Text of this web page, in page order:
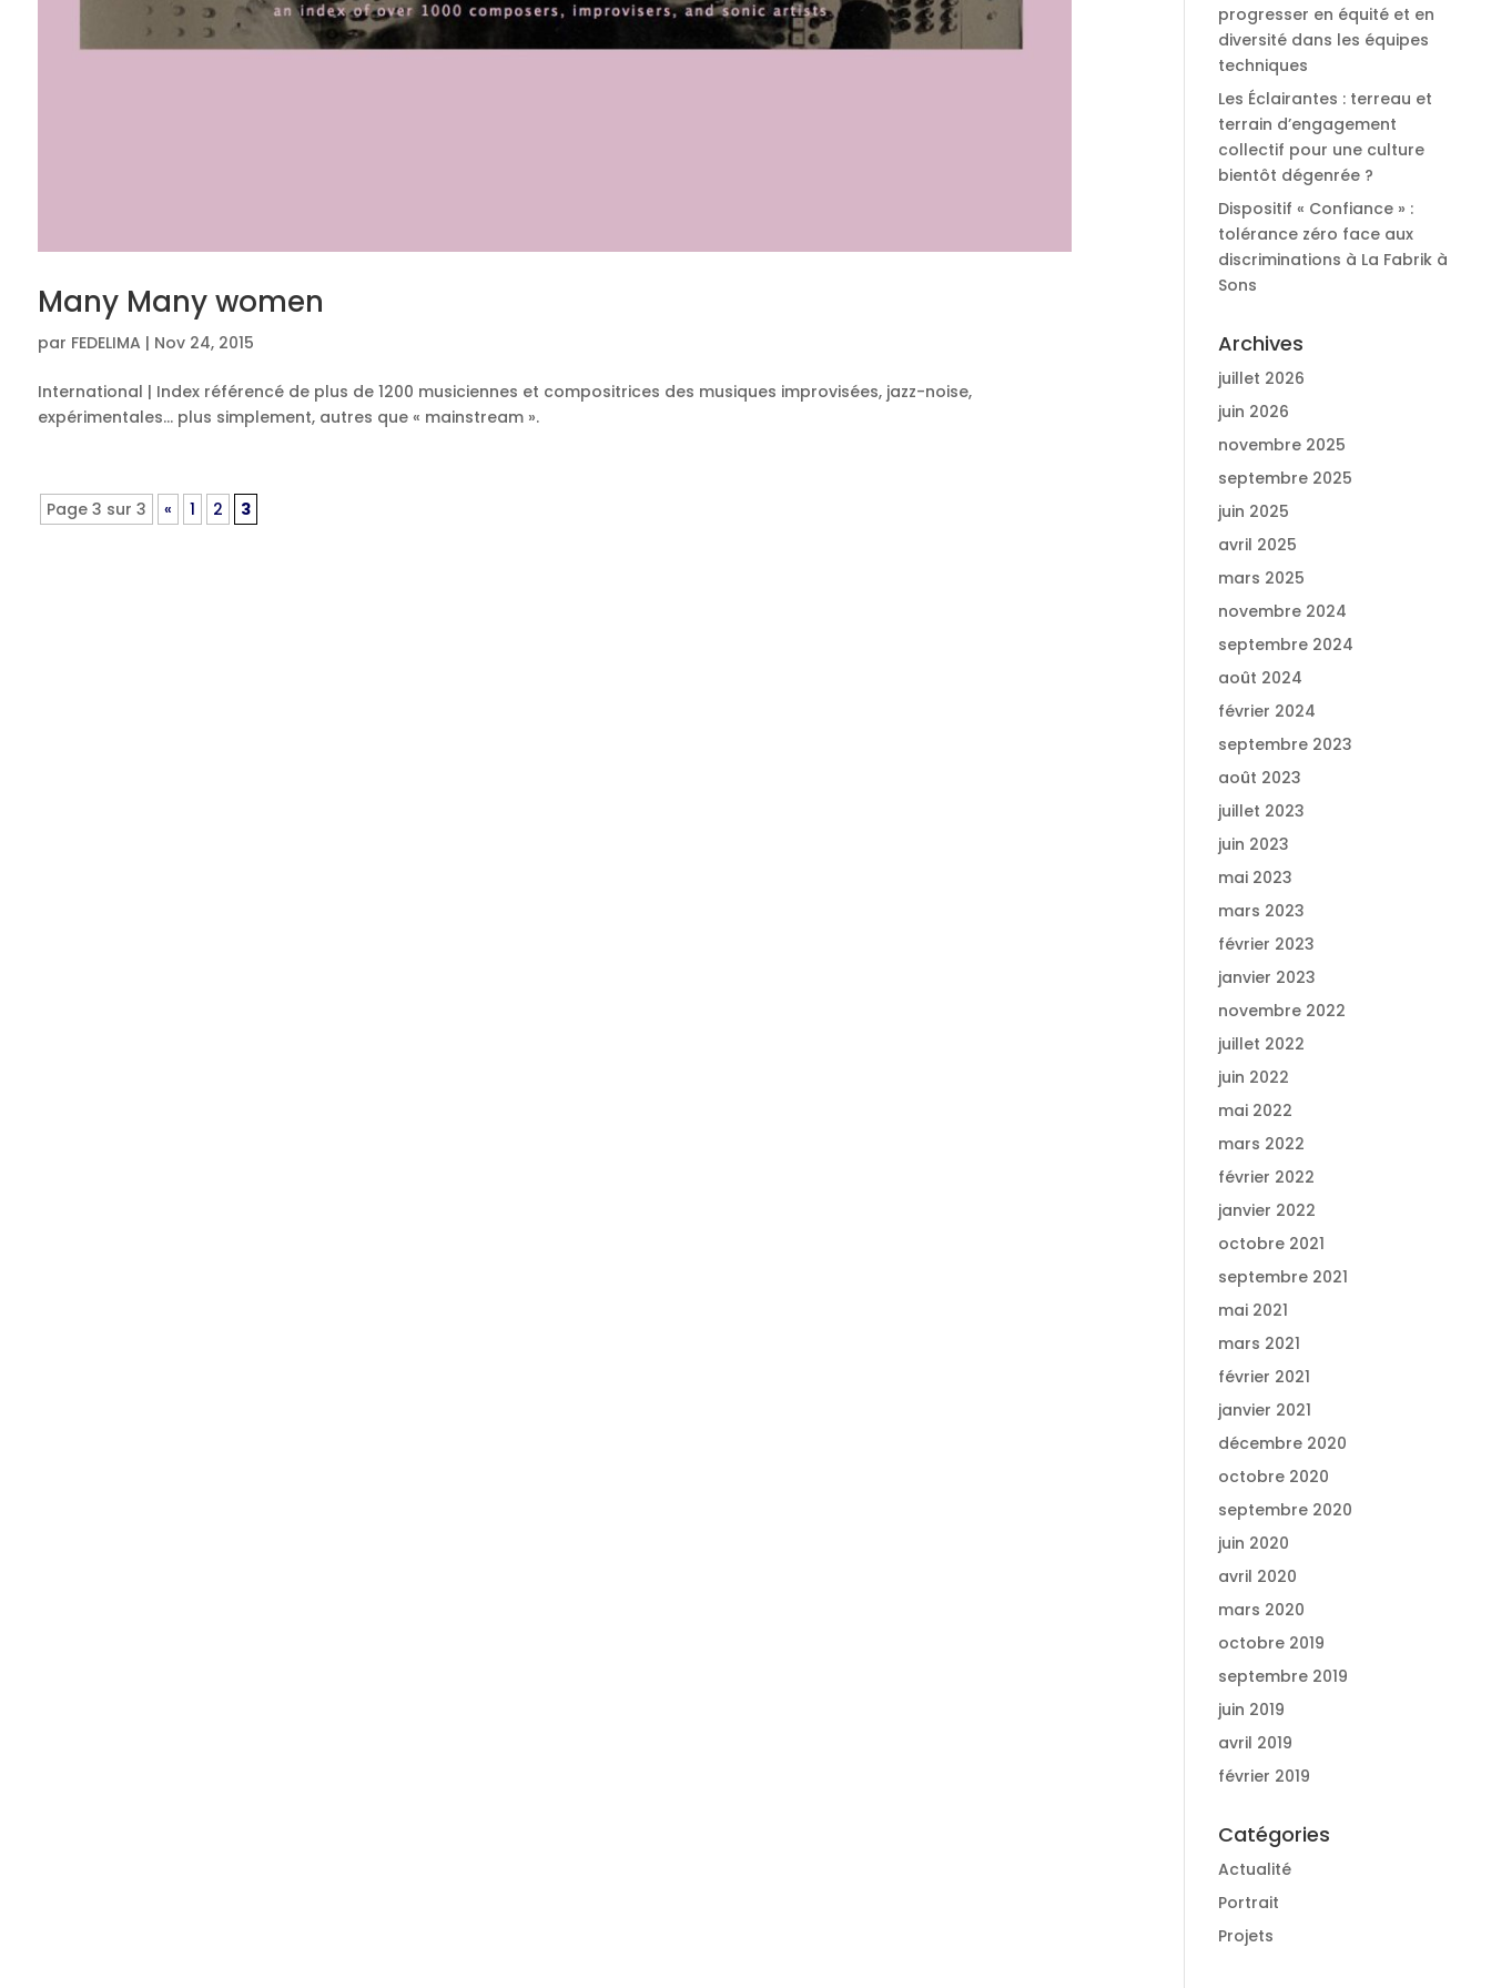
Many Many women
par FEDELIMA | Nov 24, 2015
International | Index référencé de plus de 1200 musiciennes et compositrices des musiques improvisées, jazz-noise,
expérimentales… plus simplement, autres que « mainstream ».
Page 3 sur 3 « 1 2 3
progresser en équité et en
diversité dans les équipes
techniques
Les Éclairantes : terreau et
terrain d’engagement
collectif pour une culture
bientôt dégenrée ?
Dispositif « Confiance » :
tolérance zéro face aux
discriminations à La Fabrik à
Sons
Archives
juillet 2026
juin 2026
novembre 2025
septembre 2025
juin 2025
avril 2025
mars 2025
novembre 2024
septembre 2024
août 2024
février 2024
septembre 2023
août 2023
juillet 2023
juin 2023
mai 2023
mars 2023
février 2023
janvier 2023
novembre 2022
juillet 2022
juin 2022
mai 2022
mars 2022
février 2022
janvier 2022
octobre 2021
septembre 2021
mai 2021
mars 2021
février 2021
janvier 2021
décembre 2020
octobre 2020
septembre 2020
juin 2020
avril 2020
mars 2020
octobre 2019
septembre 2019
juin 2019
avril 2019
février 2019
Catégories
Actualité
Portrait
Projets